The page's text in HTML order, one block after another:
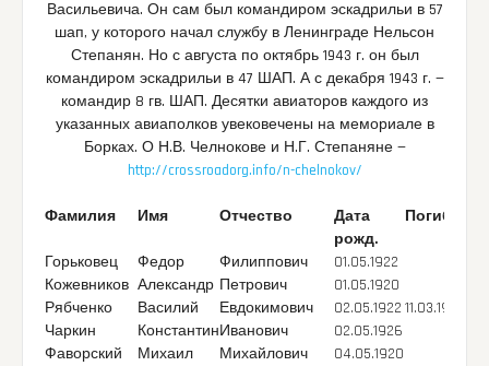
Васильевича. Он сам был командиром эскадрильи в 57
шап, у которого начал службу в Ленинграде Нельсон
Степанян. Но с августа по октябрь 1943 г. он был
командиром эскадрильи в 47 ШАП. А с декабря 1943 г. —
командир 8 гв. ШАП. Десятки авиаторов каждого из
указанных авиаполков увековечены на мемориале в
Борках. О Н.В. Челнокове и Н.Г. Степаняне —
http://crossroadorg.info/n-chelnokov/
Фамилия Имя Отчество
Дата
рожд.
Погиб
Горьковец Федор Филиппович
01.05.1922
Кожевников Александр Петрович
01.05.1920
Рябченко
Василий Евдокимович 02.05.1922 11.03.1943
Чаркин
КонстантинИванович
02.05.1926
Фаворский
Михаил Михайлович
04.05.1920